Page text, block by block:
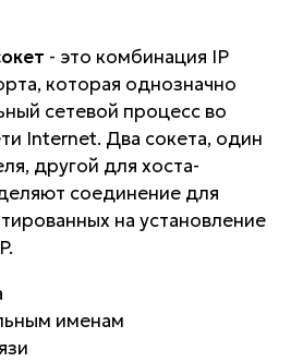
- это комбинация IP
которая однозначно
сетевой процесс во
Internet. Два сокета, один
другой для хоста-
соединение для
на установление
именам